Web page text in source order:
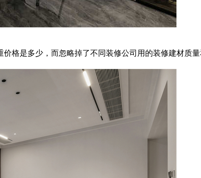
格是多少，而忽略掉了不同装修公司用的装修建材质